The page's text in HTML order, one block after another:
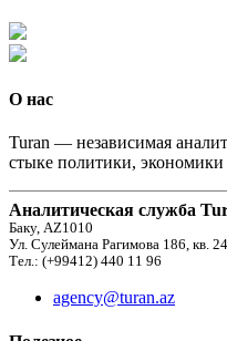
О нас
Turan — независимая
стыке политики, экономики
Аналитическая служба
Баку, AZ1010
Ул. Сулеймана Рагимова 186, кв. 24
Тел.: (+99412) 440 11 96
agency@turan.az